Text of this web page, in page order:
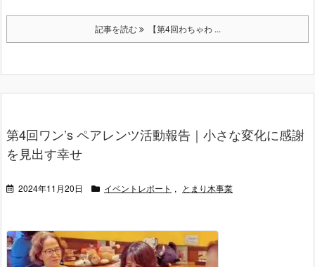
記事を読む 【第4回わちゃわ ...
第4回ワン’s ペアレンツ活動報告｜小さな変化に感謝
を見出す幸せ
2024年11月20日 イベントレポート , とまり木事業